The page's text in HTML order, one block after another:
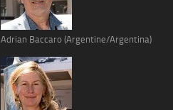
Adrian Baccaro (Argentine/Argentina)